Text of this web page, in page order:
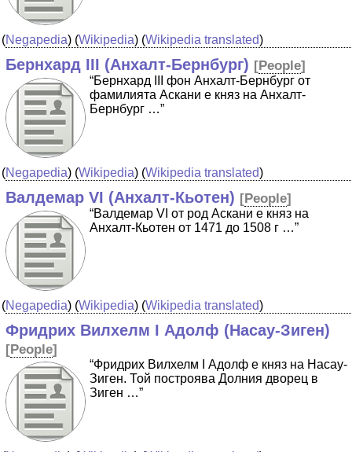
(Negapedia) (Wikipedia) (Wikipedia translated)
Бернхард III (Анхалт-Бернбург) [People]
“Бернхард III фон Анхалт-Бернбург от
фамилията Аскани e княз на Анхалт-
Бернбург …”
(Negapedia) (Wikipedia) (Wikipedia translated)
Валдемар VI (Анхалт-Кьотен) [People]
“Валдемар VI от род Аскани е княз на
Анхалт-Кьотен от 1471 до 1508 г …”
(Negapedia) (Wikipedia) (Wikipedia translated)
Фридрих Вилхелм I Адолф (Насау-Зиген)
[People]
“Фридрих Вилхелм I Адолф е княз на Насау-
Зиген. Той построява Долния дворец в
Зиген …”